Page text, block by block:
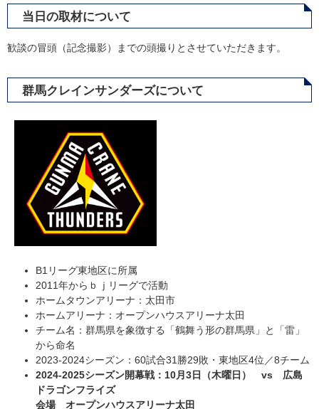
当日の取材について
歓談の冒頭（記念撮影）までの頭撮りとさせていただきます。
群馬クレインサンダーズについて
B1リーグ東地区に所属
2011年からｂｊリーグで活動
ホームタウンアリーナ：太田市
ホームアリーナ：オープンハウスアリーナ太田
チーム名：群馬県を象徴する「鶴舞う形の群馬県」と「雷」
から命名
2023-2024シーズン：60試合31勝29敗・東地区4位／8チーム
2024-2025シーズン開幕戦：10月3日（木曜日） vs 広島
ドラゴンフライズ
会場 オープンハウスアリーナ太田